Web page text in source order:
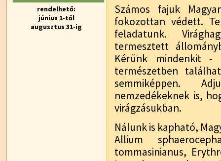
rendelhető:
június 1-től
augusztus 31-ig
Számos fajuk
fokozottan védett.
feladatunk.
termesztett
Kérünk mindenkit -
természetben
semmiképpen.
nemzedékeknek is,
virágzásukban.
Nálunk is kapható,
Allium
tommasinianus,